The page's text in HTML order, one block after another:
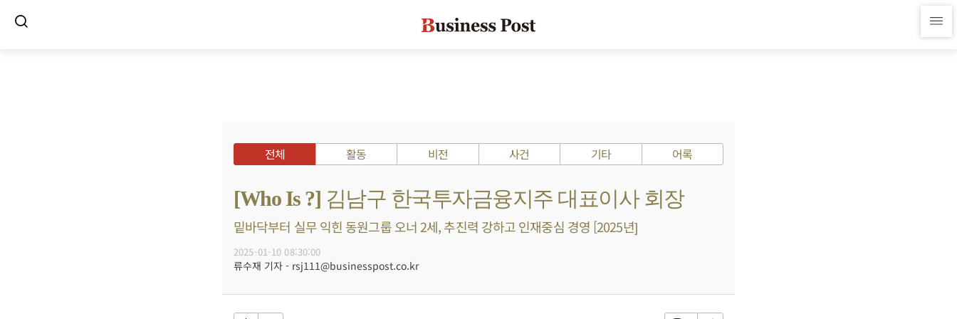
전체 활동 비전 사건 기타 어록
[Who Is ?] 김남구 한국투자금융지주 대표이사 회장
밑바닥부터 실무 익힌 동원그룹 오너 2세, 추진력 강하고 인재중심 경영 [2025년]
2025-01-10 08:30:00
류수재 기자 - rsj111@businesspost.co.kr